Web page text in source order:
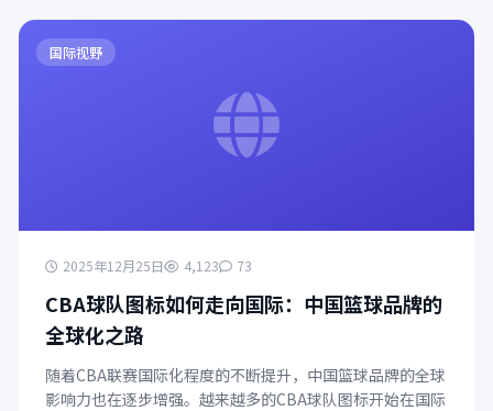
国际视野
2025年12月25日 4,123 73
CBA球队图标如何走向国际：中国篮球品牌的
全球化之路
随着CBA联赛国际化程度的不断提升，中国篮球品牌的全球
影响力也在逐步增强。越来越多的CBA球队图标开始在国际